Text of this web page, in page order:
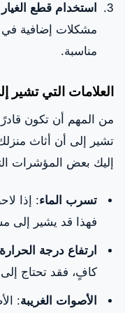
استخدام قطع الغيار
مشكلات إضافية في
مناسبة.
العلامات التي تشير
من المهم أن تكون
تشير إلى أن أثاث
إليك بعض المؤشرات
تسرب الماء: إذا
فهذا قد يشير إلى
ارتفاع درجة الحرارة
كافٍ، فقد تحتاج
الأصوات الغريبة: